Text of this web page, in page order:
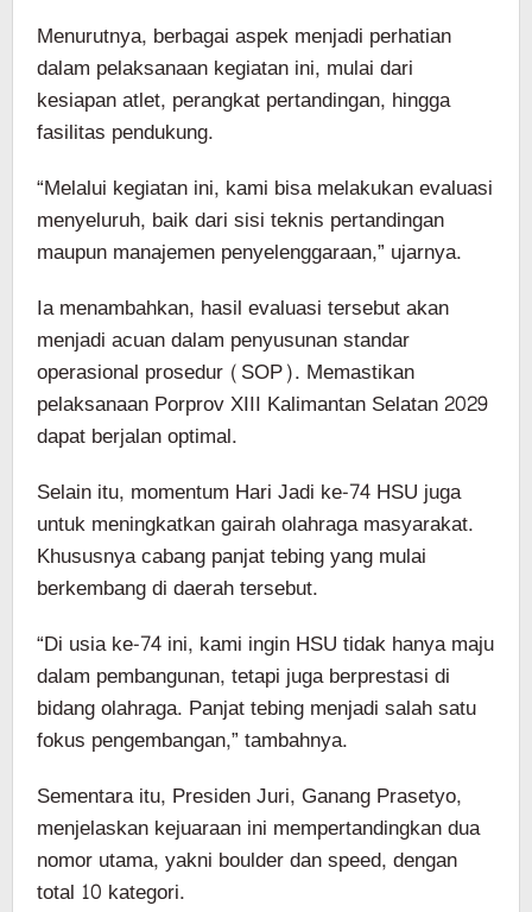
Menurutnya, berbagai aspek menjadi perhatian
dalam pelaksanaan kegiatan ini, mulai dari
kesiapan atlet, perangkat pertandingan, hingga
fasilitas pendukung.
“Melalui kegiatan ini, kami bisa melakukan evaluasi
menyeluruh, baik dari sisi teknis pertandingan
maupun manajemen penyelenggaraan,” ujarnya.
Ia menambahkan, hasil evaluasi tersebut akan
menjadi acuan dalam penyusunan standar
operasional prosedur (SOP). Memastikan
pelaksanaan Porprov XIII Kalimantan Selatan 2029
dapat berjalan optimal.
Selain itu, momentum Hari Jadi ke-74 HSU juga
untuk meningkatkan gairah olahraga masyarakat.
Khususnya cabang panjat tebing yang mulai
berkembang di daerah tersebut.
“Di usia ke-74 ini, kami ingin HSU tidak hanya maju
dalam pembangunan, tetapi juga berprestasi di
bidang olahraga. Panjat tebing menjadi salah satu
fokus pengembangan,” tambahnya.
Sementara itu, Presiden Juri, Ganang Prasetyo,
menjelaskan kejuaraan ini mempertandingkan dua
nomor utama, yakni boulder dan speed, dengan
total 10 kategori.